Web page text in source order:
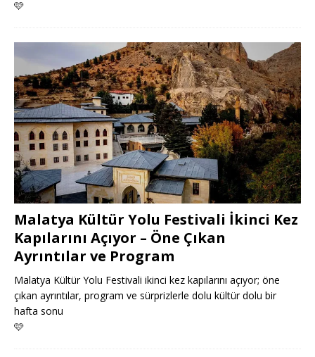
🩷
Malatya Kültür Yolu Festivali İkinci Kez
Kapılarını Açıyor – Öne Çıkan
Ayrıntılar ve Program
Malatya Kültür Yolu Festivali ikinci kez kapılarını açıyor; öne
çıkan ayrıntılar, program ve sürprizlerle dolu kültür dolu bir
hafta sonu
🩷